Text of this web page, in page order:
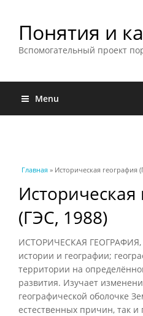
Понятия и
Вспомогательный проект
Menu
Вы здесь
Главная » Историческая география
Историческая
(ГЭС, 1988)
ИСТОРИЧЕСКАЯ ГЕОГРАФИЯ,
истории и географии;
территории на
развития. Изучает
географической оболочке
естественных причин, так и